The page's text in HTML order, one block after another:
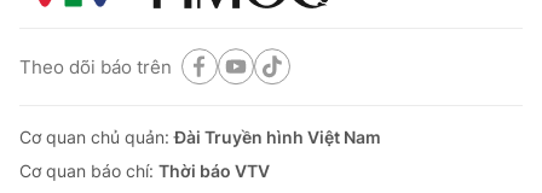
Theo dõi báo trên
Cơ quan chủ quản:Đài Truyền hình Việt Nam
Cơ quan báo chí: Thời báo VTV